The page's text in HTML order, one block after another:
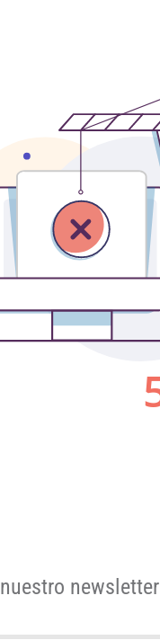
newsletter